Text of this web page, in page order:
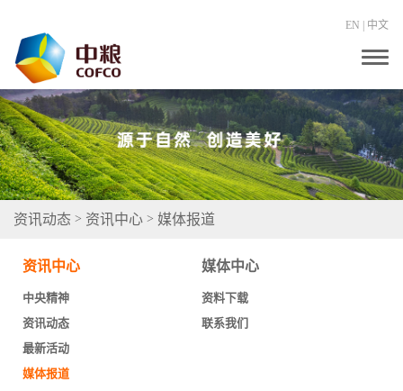
EN 中文
T
g
g
e
n
a
v
i
资讯动态 > 资讯中心 > 媒体报道
资讯中心
中央精神
资讯动态
最新活动
媒体报道
媒体中心
资料下载
联系我们